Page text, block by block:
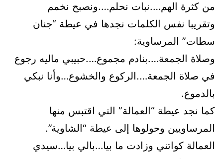
من كثرة الهم….نبات نحلم….ونصبح نخمم
وتقريبا نفس الكلمات نجدها في عيطة “جنان
سطات” المرساوية:
وصلاة الجمعة….بنادم مجموع….حبيبي ماليه رجوع
في صلاة الجمعة….الركوع والخشوع…وأنا نبكي
بالدموع.
كما نجد عيطة “العمالة” التي اقتبس منها
المرساويين وحولوها إلى عيطة “الشاوية”.
العمالة كواتني وزادت ما بيا…بالي بيا…سيدي